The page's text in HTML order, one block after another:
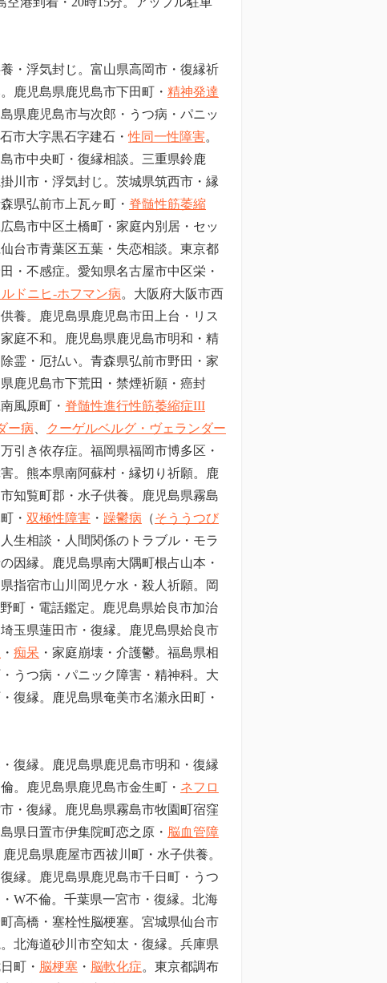
養・浮気封じ。富山県高岡市・復縁祈
鹿児島県鹿児島市下田町・ 精神発達
県鹿児島市与次郎・うつ病・パニッ
市大字黒石字建石・性同一性障害。
市中央町・復縁相談。三重県鈴鹿
川市・浮気封じ。茨城県筑西市・縁
県弘前市上瓦ヶ町 ・ 脊髄性筋萎縮
島市中区土橋町・家庭内別居・セッ
台市青葉区五葉・失恋相談。東京都
・不感症。愛知県名古屋市中区栄・
ルドニヒ-ホフマン病。大阪府大阪市西
養。鹿児島県鹿児島市田上台・リス
庭不和。鹿児島県鹿児島市明和・精
霊・厄払い。 青森県弘前市野田 ・家
鹿児島市下荒田・禁煙祈願・癌封
風原町・ 脊髄性進行性筋萎縮症III
ー病
クーゲルベルグ・ヴェランダー
引き依存症。福岡県福岡市博多区・
。熊本県南阿蘇村・縁切り祈願。鹿
知覧町郡・水子供養。鹿児島県霧島
・ 双極性障害 ・ 躁鬱病 （そううつび
生相談・人間関係のトラブル・モラ
因縁。鹿児島県南大隅町根占山本・
指宿市山川岡児ケ水・殺人祈願。岡
町 ・電話鑑定。鹿児島県姶良市加治
玉県蓮田市・復縁。鹿児島県姶良市
・ 痴呆 ・家庭崩壊・介護鬱。福島県相
うつ病・パニック障害・精神科。大
復縁。鹿児島県奄美市名瀬永田町・
復縁。鹿児島県鹿児島市明和・復縁
。鹿児島県鹿児島市金生町・ ネフロ
・復縁。鹿児島県霧島市牧園町宿窪
県日置市伊集院町恋之原・ 脳血管障
児島県鹿屋市西祓川町・水子供養。
縁。鹿児島県鹿児島市千日町・うつ
W不倫。千葉県一宮市・復縁。北海
高橋・塞栓性脳梗塞。宮城県仙台市
北海道砂川市空知太・復縁。兵庫県
町・ 脳梗塞 ・ 脳軟化症。東京都調布